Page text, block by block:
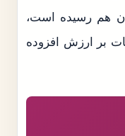
هم رسیده است،
بر ارزش افزوده